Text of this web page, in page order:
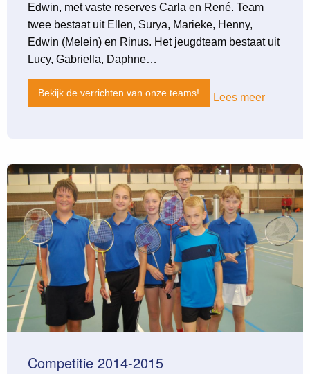
Edwin, met vaste reserves Carla en René. Team
twee bestaat uit Ellen, Surya, Marieke, Henny,
Edwin (Melein) en Rinus. Het jeugdteam bestaat uit
Lucy, Gabriella, Daphne…
Bekijk de verrichten van onze teams! Lees meer
Competitie 2014-2015